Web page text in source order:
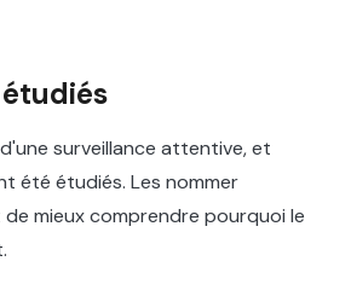
surveillance attentive, et
été étudiés. Les nommer
mieux comprendre pourquoi le